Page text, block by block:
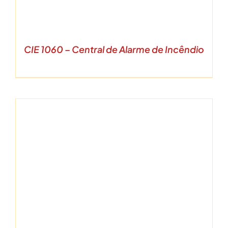
CIE 1060 – Central de Alarme de Incêndio